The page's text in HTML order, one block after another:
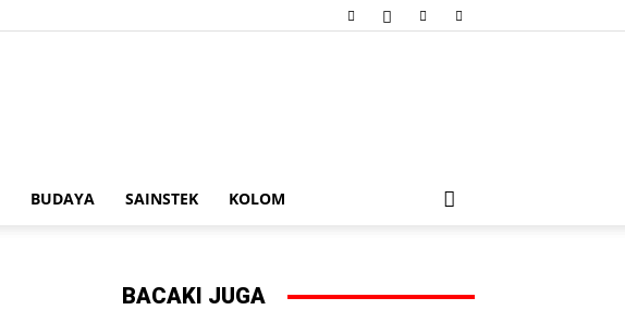
BUDAYA SAINSTEK KOLOM
BACAKI JUGA